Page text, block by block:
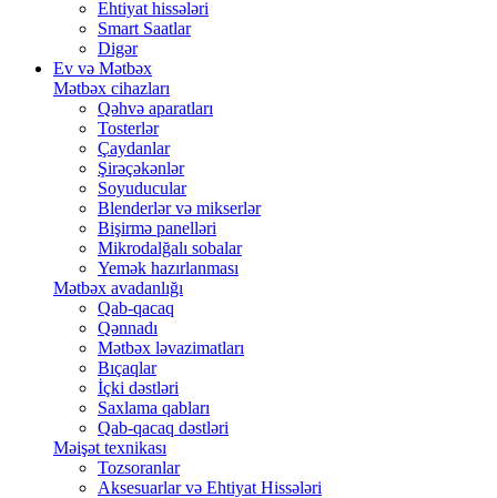
Ehtiyat hissələri
Smart Saatlar
Digər
Ev və Mətbəx
Mətbəx cihazları
Qəhvə aparatları
Tosterlər
Çaydanlar
Şirəçəkənlər
Soyuducular
Blenderlər və mikserlər
Bişirmə panelləri
Mikrodalğalı sobalar
Yemək hazırlanması
Mətbəx avadanlığı
Qab-qacaq
Qənnadı
Mətbəx ləvazimatları
Bıçaqlar
İçki dəstləri
Saxlama qabları
Qab-qacaq dəstləri
Məişət texnikası
Tozsoranlar
Aksesuarlar və Ehtiyat Hissələri